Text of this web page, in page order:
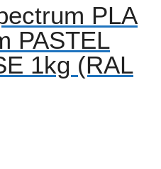
PLA
PASTEL
1kg (RAL